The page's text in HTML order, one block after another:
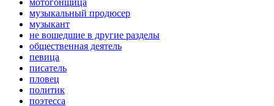
музыкальный продюсер
музыкант
не вошедшие в другие разделы
общественная деятель
певица
писатель
пловец
политик
поэтесса